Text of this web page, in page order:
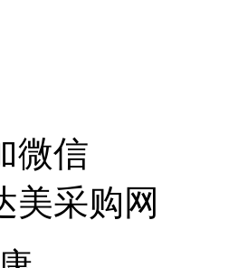
微信
美采购网